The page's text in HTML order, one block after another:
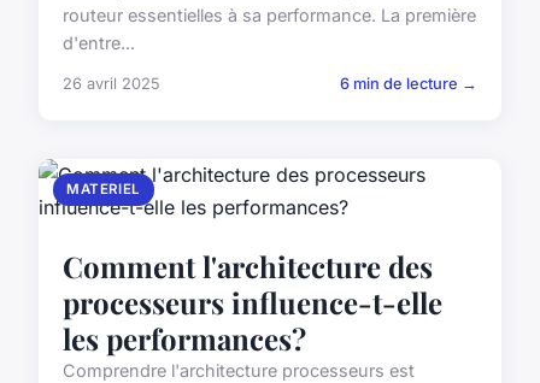
routeur essentielles à sa performance. La première
d'entre...
26 avril 2025 6 min de lecture →
MATERIEL
Comment l'architecture des
processeurs influence-t-elle
les performances?
Comprendre l'architecture processeurs est